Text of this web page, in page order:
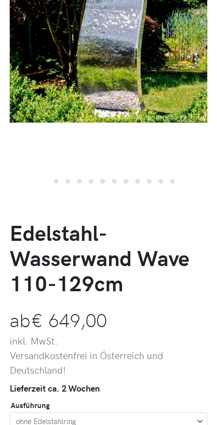
Edelstahl-
Wasserwand Wave
110-129cm
ab€ 649,00
inkl. MwSt.
Versandkostenfrei in Österreich und
Deutschland!
Lieferzeit ca. 2 Wochen
Ausführung